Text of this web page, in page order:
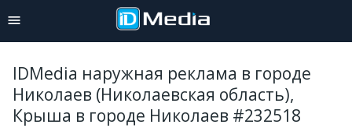
IDMedia наружная реклама в городе
Николаев (Николаевская область),
Крыша в городе Николаев #232518